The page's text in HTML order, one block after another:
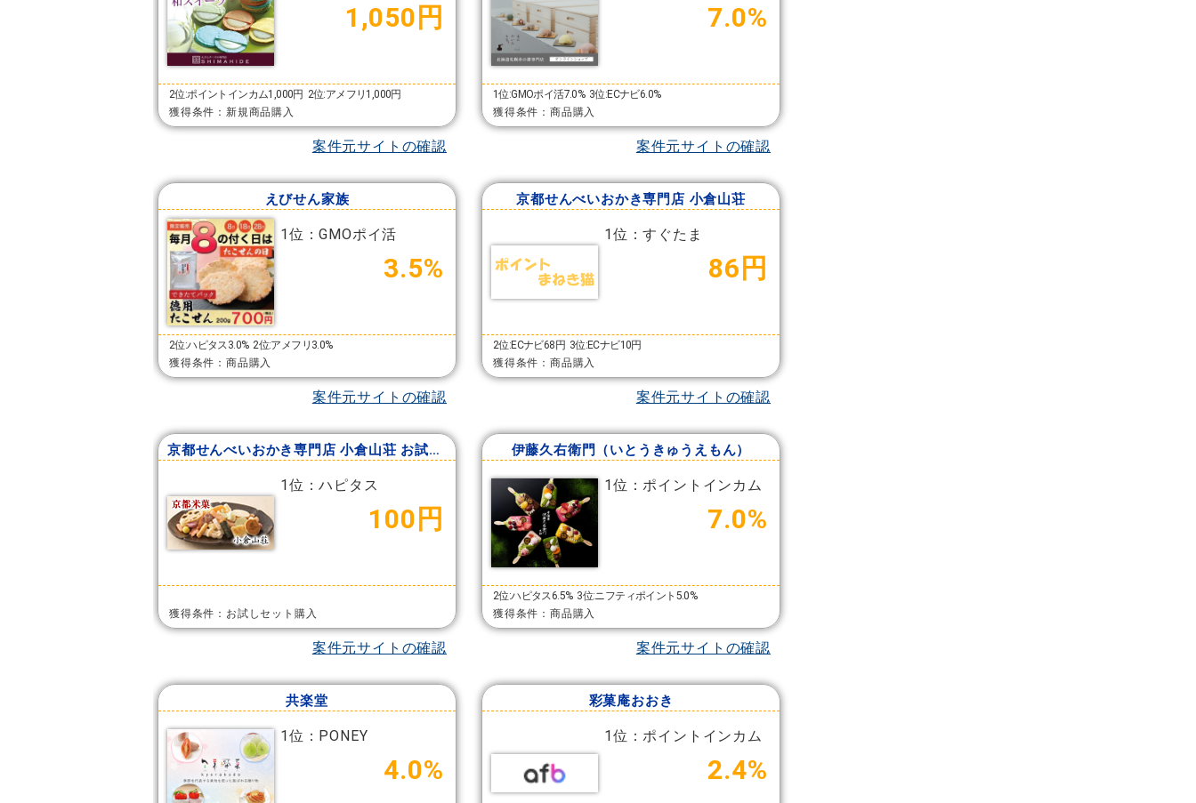
1,050円
2位:ポイントインカム1,000円 2位:アメフリ1,000円
獲得条件：新規商品購入
案件元サイトの確認
7.0%
1位:GMOポイ活7.0% 3位:ECナビ6.0%
獲得条件：商品購入
案件元サイトの確認
えびせん家族
1位：GMOポイ活
3.5%
2位:ハピタス3.0% 2位:アメフリ3.0%
獲得条件：商品購入
案件元サイトの確認
京都せんべいおかき専門店 小倉山荘
1位：すぐたま
86円
2位:ECナビ68円 3位:ECナビ10円
獲得条件：商品購入
案件元サイトの確認
京都せんべいおかき専門店 小倉山荘 お試しセット
1位：ハピタス
100円
獲得条件：お試しセット購入
案件元サイトの確認
伊藤久右衛門（いとうきゅうえもん）
1位：ポイントインカム
7.0%
2位:ハピタス6.5% 3位:ニフティポイント5.0%
獲得条件：商品購入
案件元サイトの確認
共楽堂
1位：PONEY
4.0%
彩菓庵おおき
1位：ポイントインカム
2.4%